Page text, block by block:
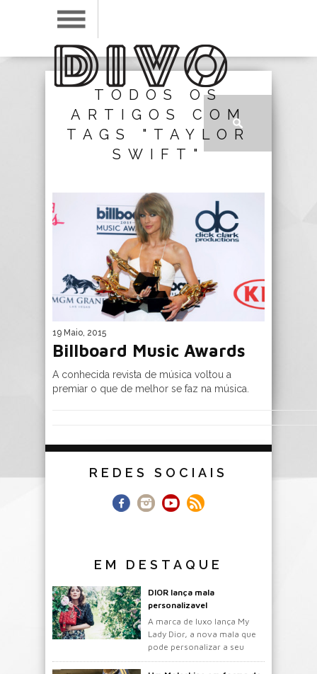
TODOS OS
ARTIGOS COM
TAGS "TAYLOR
SWIFT"
19 Maio, 2015
Billboard Music Awards
A conhecida revista de música voltou a
premiar o que de melhor se faz na música.
REDES SOCIAIS
EM DESTAQUE
DIOR lança mala
personalizavel
A marca de luxo lança My
Lady Dior, a nova mala que
pode personalizar a seu
gosto.